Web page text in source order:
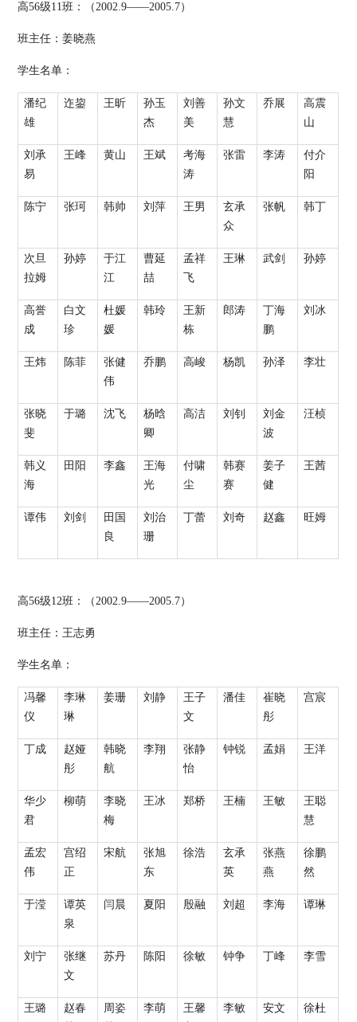
高56级11班：（2002.9——2005.7）
班主任：姜晓燕
学生名单：
潘纪
雄
迮鋆 王昕
孙玉
杰
刘善
美
孙文
慧
乔展
高震
山
刘承
易
王峰 黄山 王斌
考海
涛
张雷 李涛
付介
阳
陈宁 张珂 韩帅 刘萍 王男
玄承
众
张帆 韩丁
次旦
拉姆
孙婷
于江
江
曹延
喆
孟祥
飞
王琳 武剑 孙婷
高誉
成
白文
珍
杜媛
媛
韩玲
王新
栋
郎涛
丁海
鹏
刘冰
王炜 陈菲
张健
伟
乔鹏 高峻 杨凯 孙泽 李壮
张晓
斐
于璐 沈飞
杨晗
卿
高洁 刘钊
刘金
波
汪桢
韩义
海
田阳 李鑫
王海
光
付啸
尘
韩赛
赛
姜子
健
王茜
谭伟 刘剑
田国
良
刘治
珊
丁蕾 刘奇 赵鑫 旺姆
高56级12班：（2002.9——2005.7）
班主任：王志勇
学生名单：
冯馨
仪
李琳
琳
姜珊 刘静
王子
文
潘佳
崔晓
彤
宫宸
丁成
赵娅
彤
韩晓
航
李翔
张静
怡
钟锐 孟娟 王洋
华少
君
柳萌
李晓
梅
王冰 郑桥 王楠 王敏
王聪
慧
孟宏
伟
宫绍
正
宋航
张旭
东
徐浩
玄承
英
张燕
燕
徐鹏
然
于滢
谭英
泉
闫晨 夏阳 殷融 刘超 李海 谭琳
刘宁
张继
文
苏丹 陈阳 徐敏 钟争 丁峰 李雪
王璐
赵春
周姿
李萌
王馨
李敏
安文
徐杜